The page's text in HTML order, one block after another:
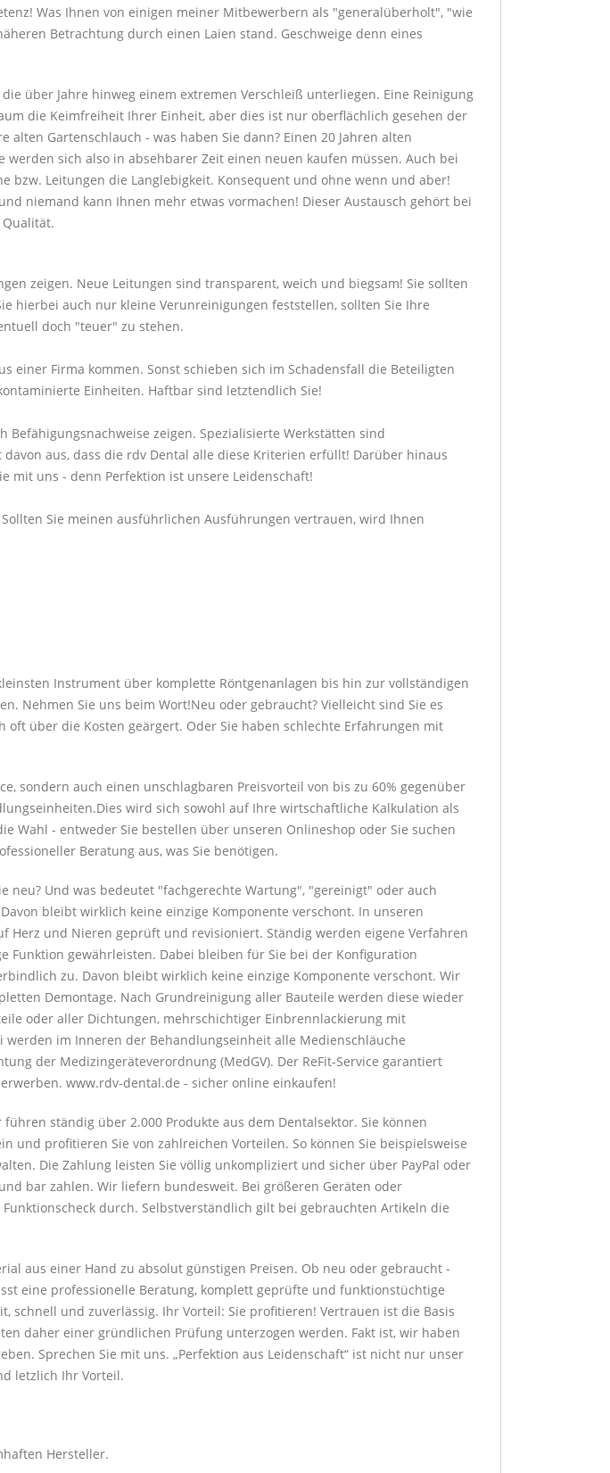
Was Ihnen von einigen meiner Mitbewerbern als "generalüberholt", "wie
Betrachtung durch einen Laien stand. Geschweige denn eines
über Jahre hinweg einem extremen Verschleiß unterliegen. Eine Reinigung
die Keimfreiheit Ihrer Einheit, aber dies ist nur oberflächlich gesehen der
Gartenschlauch - was haben Sie dann? Einen 20 Jahren alten
sich also in absehbarer Zeit einen neuen kaufen müssen. Auch bei
Leitungen die Langlebigkeit. Konsequent und ohne wenn und aber!
niemand kann Ihnen mehr etwas vormachen! Dieser Austausch gehört bei
zeigen. Neue Leitungen sind transparent, weich und biegsam! Sie sollten
hierbei auch nur kleine Verunreinigungen feststellen, sollten Sie Ihre
doch "teuer" zu stehen.
einer Firma kommen. Sonst schieben sich im Schadensfall die Beteiligten
Einheiten. Haftbar sind letztendlich Sie!
zeigen. Spezialisierte Werkstätten sind
aus, dass die rdv Dental alle diese Kriterien erfüllt! Darüber hinaus
mit uns - denn Perfektion ist unsere Leidenschaft!
Sie meinen ausführlichen Ausführungen vertrauen, wird Ihnen
Instrument über komplette Röntgenanlagen bis hin zur vollständigen
Nehmen Sie uns beim Wort!Neu oder gebraucht? Vielleicht sind Sie es
über die Kosten geärgert. Oder Sie haben schlechte Erfahrungen mit
sondern auch einen unschlagbaren Preisvorteil von bis zu 60% gegenüber
wird sich sowohl auf Ihre wirtschaftliche Kalkulation als
Wahl - entweder Sie bestellen über unseren Onlineshop oder Sie suchen
Beratung aus, was Sie benötigen.
Und was bedeutet "fachgerechte Wartung", "gereinigt" oder auch
bleibt wirklich keine einzige Komponente verschont. In unseren
und Nieren geprüft und revisioniert. Ständig werden eigene Verfahren
gewährleisten. Dabei bleiben für Sie bei der Konfiguration
zu. Davon bleibt wirklich keine einzige Komponente verschont. Wir
Demontage. Nach Grundreinigung aller Bauteile werden diese wieder
oder aller Dichtungen, mehrschichtiger Einbrennlackierung mit
im Inneren der Behandlungseinheit alle Medienschläuche
der Medizingeräteverordnung (MedGV). Der ReFit-Service garantiert
www.rdv-dental.de - sicher online einkaufen!
ständig über 2.000 Produkte aus dem Dentalsektor. Sie können
und profitieren Sie von zahlreichen Vorteilen. So können Sie beispielsweise
Die Zahlung leisten Sie völlig unkompliziert und sicher über PayPal oder
bar zahlen. Wir liefern bundesweit. Bei größeren Geräten oder
durch. Selbstverständlich gilt bei gebrauchten Artikeln die
aus einer Hand zu absolut günstigen Preisen. Ob neu oder gebraucht -
eine professionelle Beratung, komplett geprüfte und funktionstüchtige
und zuverlässig. Ihr Vorteil: Sie profitieren! Vertrauen ist die Basis
daher einer gründlichen Prüfung unterzogen werden. Fakt ist, wir haben
Sprechen Sie mit uns. „Perfektion aus Leidenschaft“ ist nicht nur unser
letzlich Ihr Vorteil.
Hersteller.